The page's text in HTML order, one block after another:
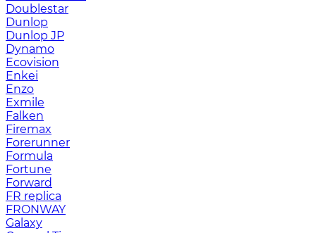
Doublestar
Dunlop
Dunlop JP
Dynamo
Ecovision
Enkei
Enzo
Exmile
Falken
Firemax
Forerunner
Formula
Fortune
Forward
FR replica
FRONWAY
Galaxy